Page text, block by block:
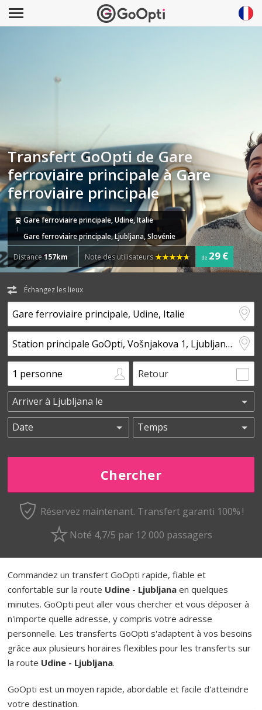
Transfert GoOpti de Gare
ferroviaire principale à Gare
ferroviaire principale
Gare ferroviaire principale, Udine, Italie
Gare ferroviaire principale, Ljubljana, Slovénie
Distance157km Note des utilisateurs de 29 €
Échangez les lieux
Retour
Réservez maintenant. Transfert garanti 100% !
Noté 4,7/5 par 12 000 passagers
Commandez un transfert GoOpti rapide, fiable et
confortable sur la route Udine - Ljubljana en quelques
minutes. GoOpti peut aller vous chercher et vous déposer à
n'importe quelle adresse, y compris votre adresse
personnelle. Les transferts GoOpti s'adaptent à vos besoins
grâce aux plusieurs horaires flexibles pour les transferts sur
la route Udine - Ljubljana.
GoOpti est un moyen rapide, abordable et facile d'atteindre
votre destination.